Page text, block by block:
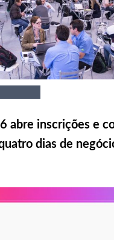
abre inscrições e
dias de